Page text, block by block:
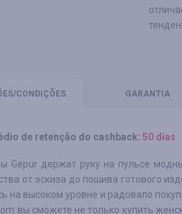
/CONDIÇÕES GARANTIA
de retenção do cashback: 50 dias
Gepur держат руку на пульсе
от эскиза до пошива готового
на высоком уровне и радовало
вы сможете не только купить